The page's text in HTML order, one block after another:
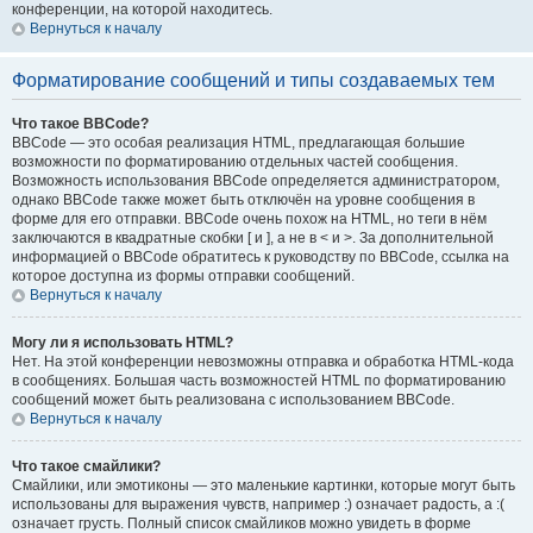
конференции, на которой находитесь.
Вернуться к началу
Форматирование сообщений и типы создаваемых тем
Что такое BBCode?
BBCode — это особая реализация HTML, предлагающая большие
возможности по форматированию отдельных частей сообщения.
Возможность использования BBCode определяется администратором,
однако BBCode также может быть отключён на уровне сообщения в
форме для его отправки. BBCode очень похож на HTML, но теги в нём
заключаются в квадратные скобки [ и ], а не в < и >. За дополнительной
информацией о BBCode обратитесь к руководству по BBCode, ссылка на
которое доступна из формы отправки сообщений.
Вернуться к началу
Могу ли я использовать HTML?
Нет. На этой конференции невозможны отправка и обработка HTML-кода
в сообщениях. Большая часть возможностей HTML по форматированию
сообщений может быть реализована с использованием BBCode.
Вернуться к началу
Что такое смайлики?
Смайлики, или эмотиконы — это маленькие картинки, которые могут быть
использованы для выражения чувств, например :) означает радость, а :(
означает грусть. Полный список смайликов можно увидеть в форме